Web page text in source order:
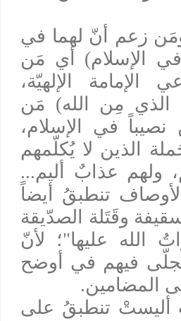
زعم أنّ لهما في
في الإسلام) أي مَن
الإلهيّة،
الذي مِن الله) مَن
في الإسلام،
الذين لا يُكلّمهم
ولهم عذابٌ أليم...
تنطبقُ أيضاً
وقَتَلة الصدّيقة
الله عليها"؛ لأنّ
فيهم في أوضح
المضامين.
أليستْ تنطبقُ على